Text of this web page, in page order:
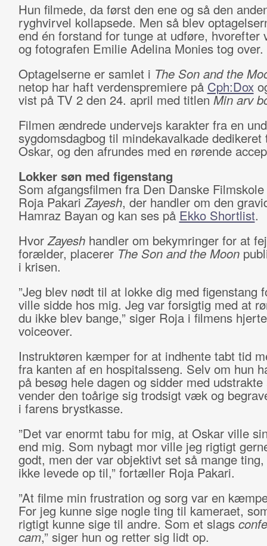
Hun filmede, da først den ene og så den
ryghvirvel kollapsede. Men så blev
end én forstand for tunge at udføre, hvorefter
og fotografen Emilie Adelina Monies tog over.
Optagelserne er samlet i The Son and the
netop har haft verdenspremiere på Cph:Dox
vist på TV 2 den 24. april med titlenMin arv
Filmen ændrede undervejs karakter fra en
sygdomsdagbog til mindekavalkade dedikeret
Oskar, og den afrundes med en rørende
Lokker søn med figenstang
Som afgangsfilmen fra Den Danske
Roja PakariZayesh, der handler om den
Hamraz Bayan og kan ses på Ekko Shortlist.
HvorZayeshhandler om bekymringer for at
forælder, placerer The Son and the Moon
i krisen.
”Jeg blev nødt til at lokke dig med figenstang
ville sidde hos mig. Jeg var forsigtig med at
du ikke blev bange,” siger Roja i filmens
voiceover.
Instruktøren kæmper for at indhente tabt tid
fra kanten af en hospitalsseng. Selv om hun
på besøg hele dagen og sidder med udstrakte
vender den toårige sig trodsigt væk og
i farens brystkasse.
”Det var enormt tabu for mig, at Oskar ville
end mig. Som nybagt mor ville jeg rigtigt
godt, men der var objektivt set så mange
ikke levede op til,” fortæller Roja Pakari.
”At filme min frustration og sorg var en
For jeg kunne sige nogle ting til kameraet,
rigtigt kunne sige til andre. Som et slags
cam,” siger hun og retter sig lidt op.